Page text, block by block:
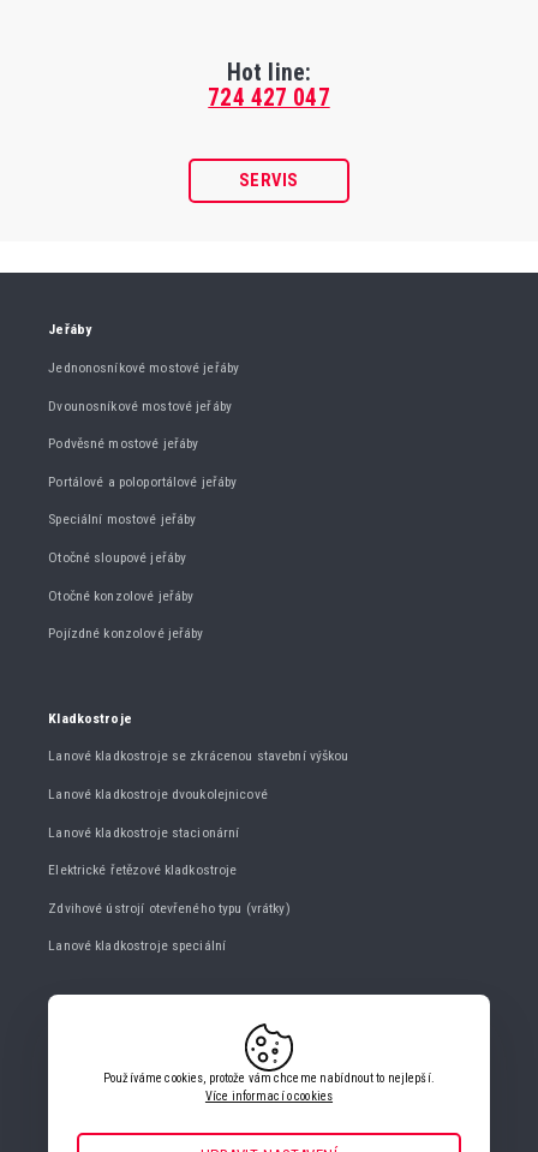
Hot line:
724 427 047
SERVIS
Jeřáby
Jednonosníkové mostové jeřáby
Dvounosníkové mostové jeřáby
Podvěsné mostové jeřáby
Portálové a poloportálové jeřáby
Speciální mostové jeřáby
Otočné sloupové jeřáby
Otočné konzolové jeřáby
Pojízdné konzolové jeřáby
Kladkostroje
Lanové kladkostroje se zkrácenou stavební výškou
Lanové kladkostroje dvoukolejnicové
Lanové kladkostroje stacionární
Elektrické řetězové kladkostroje
Zdvihové ústrojí otevřeného typu (vrátky)
Lanové kladkostroje speciální
info@gigasro.czPoužíváme cookies, protože vám chceme nabídnout to nejlepší.
Více informací o cookies